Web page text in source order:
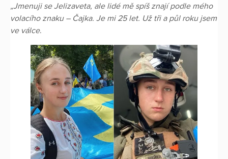
„Jmenuji se Jelizaveta, ale lidé mě spíš znají podle mého
volacího znaku – Čajka. Je mi 25 let. Už tři a půl roku jsem
ve válce.